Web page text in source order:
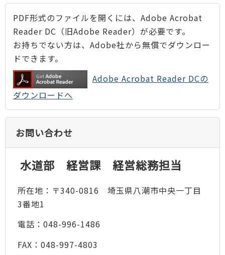
PDF形式のファイルを開くには、Adobe Acrobat
Reader DC（旧Adobe Reader）が必要です。
お持ちでない方は、Adobe社から無償でダウンロー
ドできます。
Adobe Acrobat Reader DCの
ダウンロードへ
お問い合わせ
水道部 経営課 経営総務担当
所在地：〒340-0816 埼玉県八潮市中央一丁目
3番地1
電話：048-996-1486
FAX：048-997-4803